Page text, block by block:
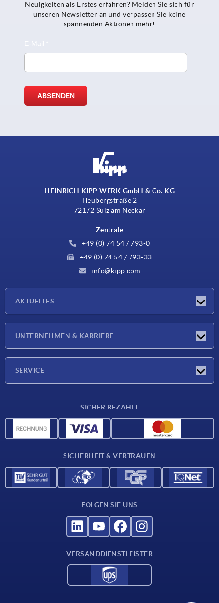
Neuigkeiten als Erstes erfahren? Melden Sie sich für
unseren Newsletter an und verpassen Sie keine
spannenden Aktionen mehr!
HEINRICH KIPP WERK GmbH & Co. KG
Heubergstraße 2
72172 Sulz am Neckar
Zentrale
+49 (0) 74 54 / 793-0
+49 (0) 74 54 / 793-33
info@kipp.com
AKTUELLES
Presseberichte
UNTERNEHMEN & KARRIERE
SERVICE
Werkstoffübersicht
SICHER BEZAHLT
SICHERHEIT & VERTRAUEN
FOLGEN SIE UNS
VERSANDDIENSTLEISTER